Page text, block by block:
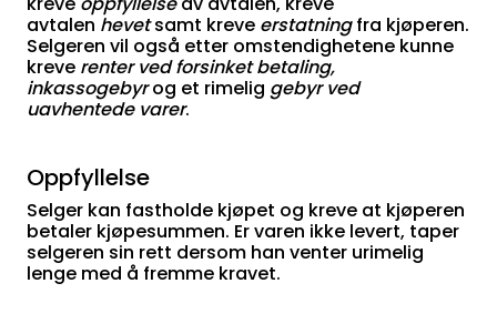
avtalen hevetsamt kreve erstatningfra kjøperen.
Selgeren vil også etter omstendighetene kunne
kreve renter ved forsinket betaling,
inkassogebyrog et rimelig gebyr ved
uavhentede varer.
Oppfyllelse
Selger kan fastholde kjøpet og kreve at kjøperen
betaler kjøpesummen. Er varen ikke levert, taper
selgeren sin rett dersom han venter urimelig
lenge med å fremme kravet.